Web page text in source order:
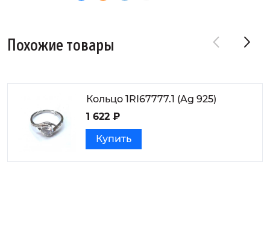
Похожие товары
Кольцо 1RI67777.1 (Ag 925)
1 622 ₽
Купить